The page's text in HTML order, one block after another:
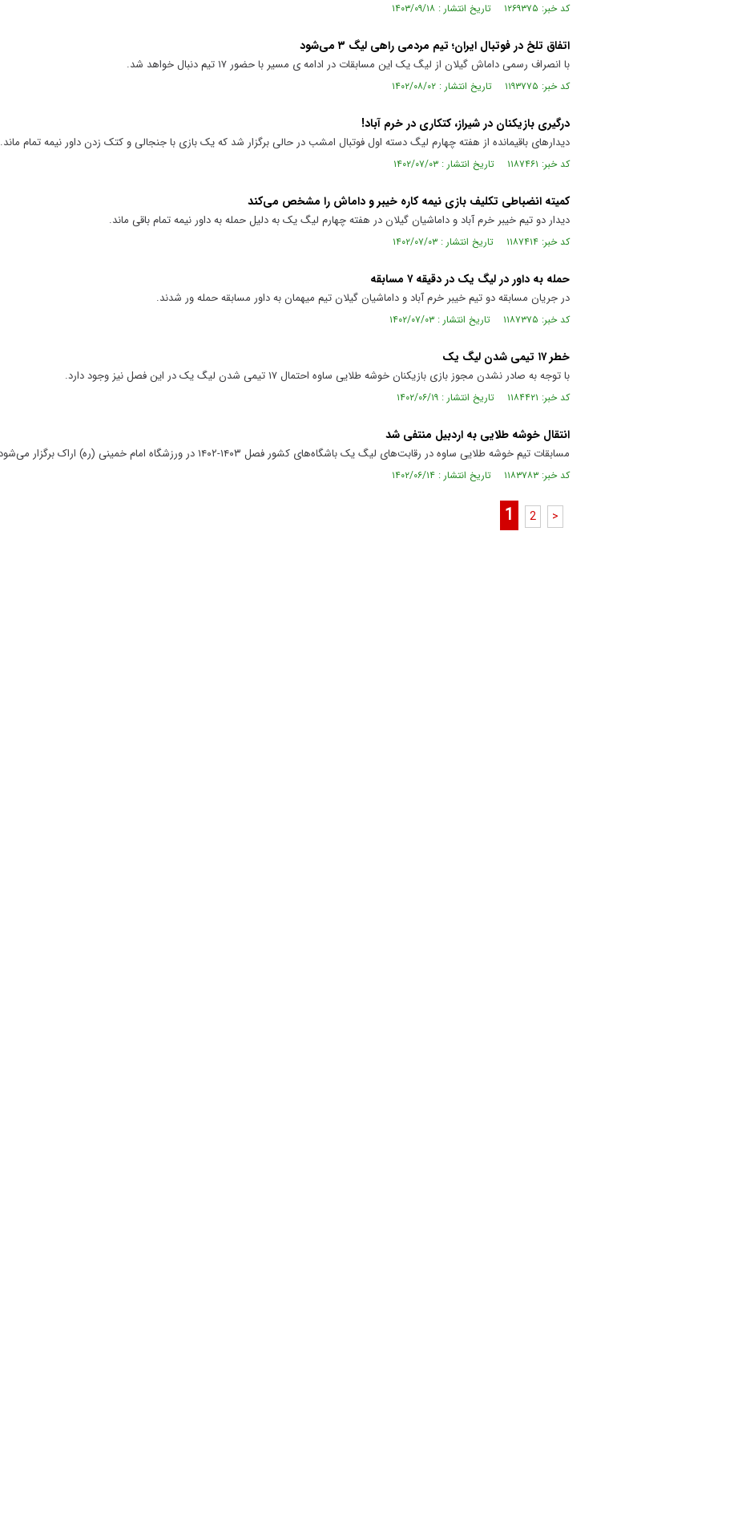
کد خبر: ۱۲۶۹۳۷۵ تاریخ انتشار : ۱۴۰۳/۰۹/۱۸
اتفاق تلخ در فوتبال ایران؛ تیم مردمی راهی لیگ ۳ می‌شود
با انصراف رسمی داماش گیلان از لیگ یک این مسابقات در ادامه ی مسیر با حضور ۱۷ تیم دنبال خواهد شد.
کد خبر: ۱۱۹۳۷۷۵ تاریخ انتشار : ۱۴۰۲/۰۸/۰۲
درگیری بازیکنان در شیراز، کتکاری در خرم آباد!
دیدار‌های باقیمانده از هفته چهارم لیگ دسته اول فوتبال امشب در حالی برگزار شد که یک بازی با جنجالی و کتک زدن داور نیمه تمام ماند.
کد خبر: ۱۱۸۷۴۶۱ تاریخ انتشار : ۱۴۰۲/۰۷/۰۳
کمیته انضباطی تکلیف بازی نیمه کاره خیبر و داماش را مشخص می‌کند
دیدار دو تیم خیبر خرم آباد و داماشیان گیلان در هفته چهارم لیگ یک به دلیل حمله به داور نیمه تمام باقی ماند.
کد خبر: ۱۱۸۷۴۱۴ تاریخ انتشار : ۱۴۰۲/۰۷/۰۳
حمله به داور در لیگ یک در دقیقه ۷ مسابقه
در جریان مسابقه دو تیم خیبر خرم آباد و داماشیان گیلان تیم میهمان به داور مسابقه حمله ور شدند.
کد خبر: ۱۱۸۷۳۷۵ تاریخ انتشار : ۱۴۰۲/۰۷/۰۳
خطر ۱۷ تیمی شدن لیگ یک
با توجه به صادر نشدن مجوز بازی بازیکنان خوشه طلایی ساوه احتمال ۱۷ تیمی شدن لیگ یک در این فصل نیز وجود دارد.
کد خبر: ۱۱۸۴۴۲۱ تاریخ انتشار : ۱۴۰۲/۰۶/۱۹
انتقال خوشه طلایی به اردبیل منتفی شد
مسابقات تیم خوشه طلایی ساوه در رقابت‌های لیگ یک باشگاه‌های کشور فصل ۱۴۰۳-۱۴۰۲ در ورزشگاه امام خمینی (ره) اراک برگزار می‌شود.
کد خبر: ۱۱۸۳۷۸۳ تاریخ انتشار : ۱۴۰۲/۰۶/۱۴
1 2 >